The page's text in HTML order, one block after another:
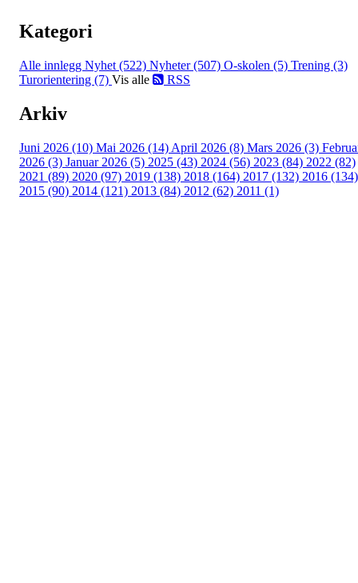
Kategori
Alle innlegg Nyhet (522) Nyheter (507) O-skolen (5) Trening (3)
Turorientering (7) Vis alle RSS
Arkiv
Juni 2026 (10) Mai 2026 (14) April 2026 (8) Mars 2026 (3)
2026 (3) Januar 2026 (5) 2025 (43) 2024 (56) 2023 (84) 2022 (82)
2021 (89) 2020 (97) 2019 (138) 2018 (164) 2017 (132) 2016 (134)
2015 (90) 2014 (121) 2013 (84) 2012 (62) 2011 (1)